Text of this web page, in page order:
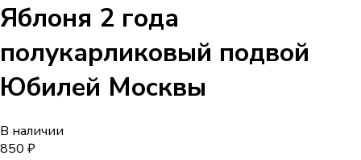
Яблоня 2 года
полукарликовый подвой
Юбилей Москвы
В наличии
850 ₽